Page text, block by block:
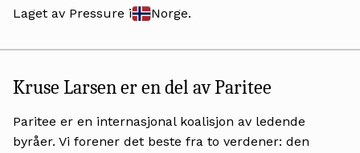
Laget av Pressure i
Norge.
Kruse Larsen er en del av Paritee
Paritee er en internasjonal koalisjon av ledende
byråer. Vi forener det beste fra to verdener: den